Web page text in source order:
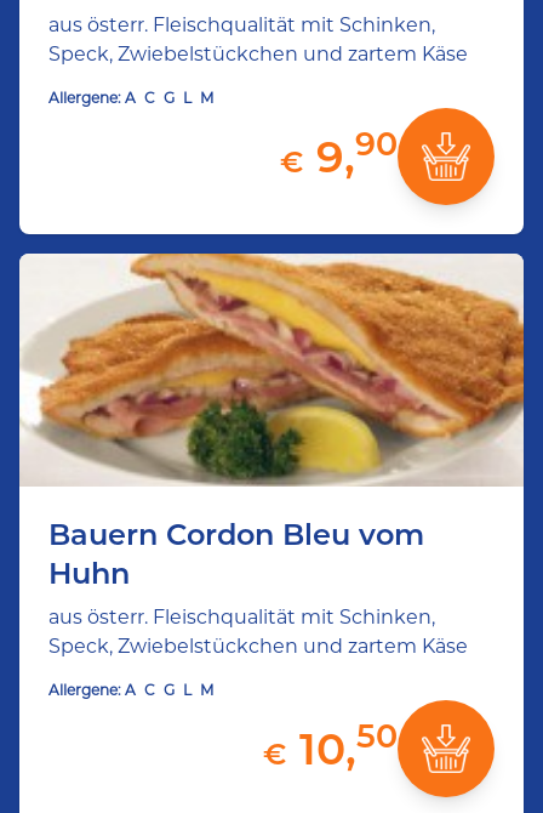
aus österr. Fleischqualität mit Schinken,
Speck, Zwiebelstückchen und zartem Käse
Allergene: A C G L M
€ 9,90
Bauern Cordon Bleu vom
Huhn
aus österr. Fleischqualität mit Schinken,
Speck, Zwiebelstückchen und zartem Käse
Allergene: A C G L M
€ 10,50